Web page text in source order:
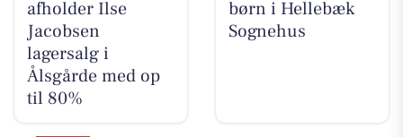
afholder Ilse
Jacobsen
lagersalg i
Ålsgårde med op
til 80%
børn i Hellebæk
Sognehus